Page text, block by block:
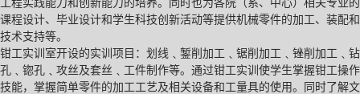
课程设计、毕业设计和学生科技创新活动等提供机械零件的加工、装配和
技术支持等。
钳工实训室开设的实训项目：划线﹑錾削加工﹑锯削加工﹑锉削加工﹑钻
孔﹑锪孔﹑攻丝及套丝﹑工件制作等。通过钳工实训使学生掌握钳工操作
技能，掌握简单零件的加工工艺及相关设备和工量具的使用。同时了解文